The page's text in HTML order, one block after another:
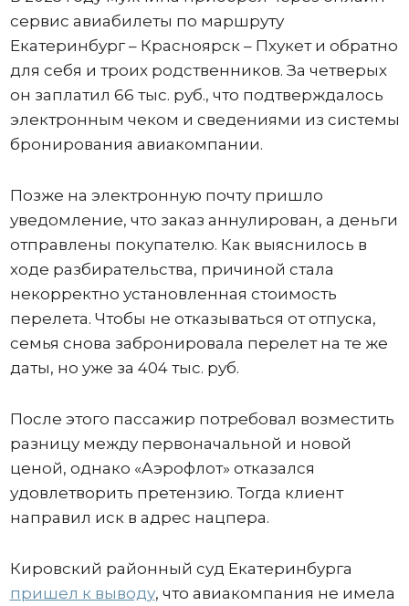
сервис авиабилеты по маршруту
Екатеринбург – Красноярск – Пхукет и обратно
для себя и троих родственников. За четверых
он заплатил 66 тыс. руб., что подтверждалось
электронным чеком и сведениями из системы
бронирования авиакомпании.
Позже на электронную почту пришло
уведомление, что заказ аннулирован, а деньги
отправлены покупателю. Как выяснилось в
ходе разбирательства, причиной стала
некорректно установленная стоимость
перелета. Чтобы не отказываться от отпуска,
семья снова забронировала перелет на те же
даты, но уже за 404 тыс. руб.
После этого пассажир потребовал возместить
разницу между первоначальной и новой
ценой, однако «Аэрофлот» отказался
удовлетворить претензию. Тогда клиент
направил иск в адрес нацпера.
Кировский районный суд Екатеринбурга
пришел к выводу, что авиакомпания не имела